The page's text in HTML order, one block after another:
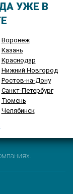
УЖЕ В
Воронеж
Казань
Краснодар
Нижний Новгород
Ростов-на-Дону
Санкт-Петербург
Тюмень
Челябинск